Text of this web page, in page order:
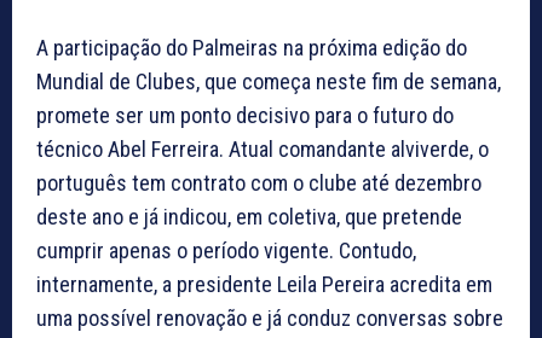
A participação do Palmeiras na próxima edição do
Mundial de Clubes, que começa neste fim de semana,
promete ser um ponto decisivo para o futuro do
técnico Abel Ferreira. Atual comandante alviverde, o
português tem contrato com o clube até dezembro
deste ano e já indicou, em coletiva, que pretende
cumprir apenas o período vigente. Contudo,
internamente, a presidente Leila Pereira acredita em
uma possível renovação e já conduz conversas sobre